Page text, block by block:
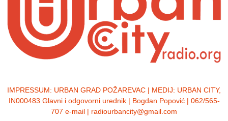
IMPRESSUM: URBAN GRAD POŽAREVAC | MEDIJ: URBAN CITY,
IN000483 Glavni i odgovorni urednik | Bogdan Popović | 062/565-
707 e-mail | radiourbancity@gmail.com